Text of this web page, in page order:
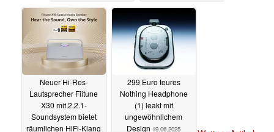
Neuer Hi-Res-
Lautsprecher Fiitune
X30 mit 2.2.1-
Soundsystem bietet
räumlichen HiFi-Klang
299 Euro teures
Nothing Headphone
(1) leakt mit
ungewöhnlichem
Design 19.06.2025